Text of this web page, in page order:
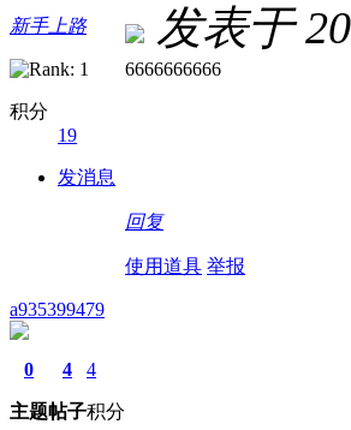
新手上路
积分
19
发消息
发表于
6666666666
回复
使用道具 举报
a935399479
0
主题
4
帖子
4
积分